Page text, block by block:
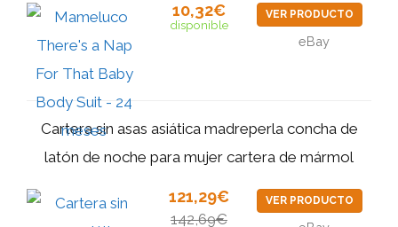
10,32€
disponible
VER PRODUCTO
eBay
Cartera sin asas asiática madreperla concha de
latón de noche para mujer cartera de mármol
121,29€
142,69€
VER PRODUCTO